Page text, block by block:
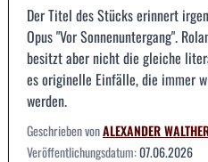
Der Titel des Stücks erinnert
Opus "Vor Sonnenuntergang".
besitzt aber nicht die gleiche
es originelle Einfälle, die immer
werden.
Geschrieben vonALEXANDER
Veröffentlichungsdatum:07.06.2026